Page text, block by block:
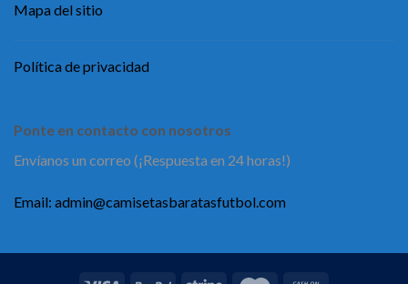
Mapa del sitio
Política de privacidad
Ponte en contacto con nosotros
Envíanos un correo (¡Respuesta en 24 horas!)
Email: admin@camisetasbaratasfutbol.com